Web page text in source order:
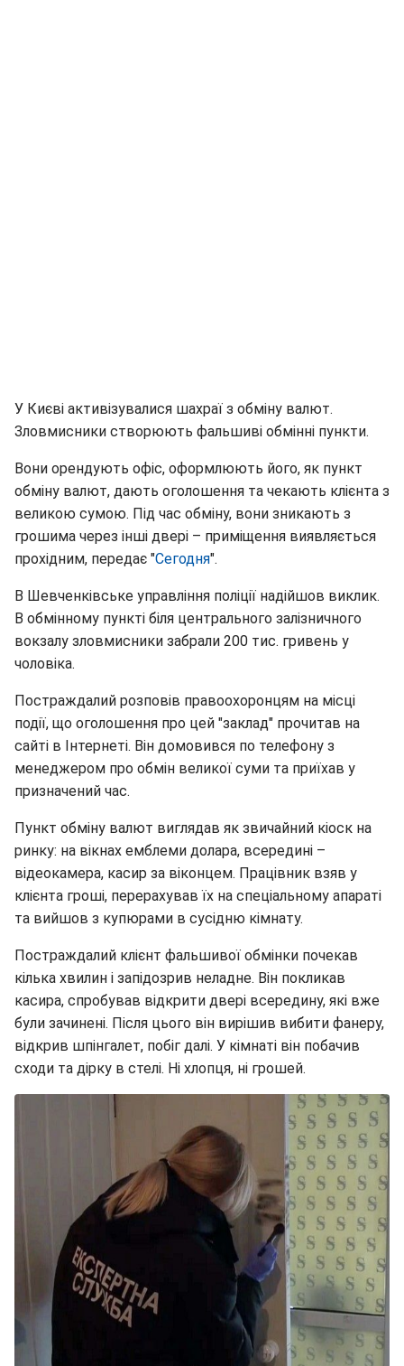
У Києві активізувалися шахраї з обміну валют.
Зловмисники створюють фальшиві обмінні пункти.
Вони орендують офіс, оформлюють його, як пункт
обміну валют, дають оголошення та чекають клієнта з
великою сумою. Під час обміну, вони зникають з
грошима через інші двері – приміщення виявляється
прохідним, передає "Сегодня".
В Шевченківське управління поліції надійшов виклик.
В обмінному пункті біля центрального залізничного
вокзалу зловмисники забрали 200 тис. гривень у
чоловіка.
Постраждалий розповів правоохоронцям на місці
події, що оголошення про цей "заклад" прочитав на
сайті в Інтернеті. Він домовився по телефону з
менеджером про обмін великої суми та приїхав у
призначений час.
Пункт обміну валют виглядав як звичайний кіоск на
ринку: на вікнах емблеми долара, всередині –
відеокамера, касир за віконцем. Працівник взяв у
клієнта гроші, перерахував їх на спеціальному апараті
та вийшов з купюрами в сусідню кімнату.
Постраждалий клієнт фальшивої обмінки почекав
кілька хвилин і запідозрив неладне. Він покликав
касира, спробував відкрити двері всередину, які вже
були зачинені. Після цього він вирішив вибити фанеру,
відкрив шпінгалет, побіг далі. У кімнаті він побачив
сходи та дірку в стелі. Ні хлопця, ні грошей.